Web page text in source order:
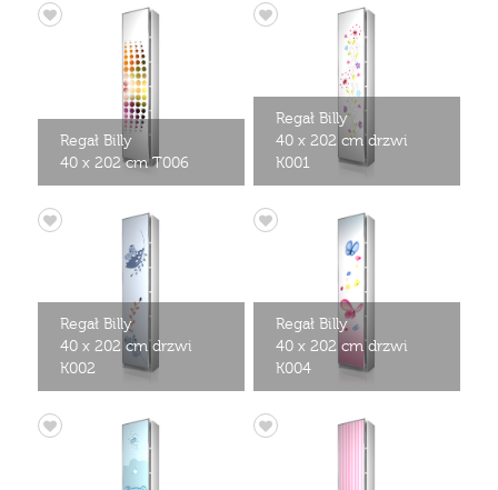
Regał Billy
40 x 202 cm T006
Regał Billy
40 x 202 cm drzwi
K001
Regał Billy
40 x 202 cm drzwi
K002
Regał Billy
40 x 202 cm drzwi
K004